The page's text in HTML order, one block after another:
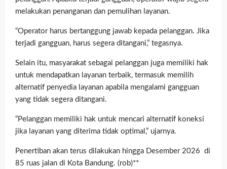
melakukan penanganan dan pemulihan layanan.
“Operator harus bertanggung jawab kepada pelanggan. Jika
terjadi gangguan, harus segera ditangani,” tegasnya.
Selain itu, masyarakat sebagai pelanggan juga memiliki hak
untuk mendapatkan layanan terbaik, termasuk memilih
alternatif penyedia layanan apabila mengalami gangguan
yang tidak segera ditangani.
“Pelanggan memiliki hak untuk mencari alternatif koneksi
jika layanan yang diterima tidak optimal,” ujarnya.
Penertiban akan terus dilakukan hingga Desember 2026 di
85 ruas jalan di Kota Bandung. (rob)**